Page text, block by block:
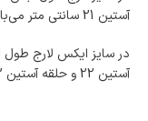
ضمانت اصالت
گارانتی معتبر
آستین 21 سانتی متر می‌باشد.
آستین 22 و حلقه آستین 22 سانتی متر است.